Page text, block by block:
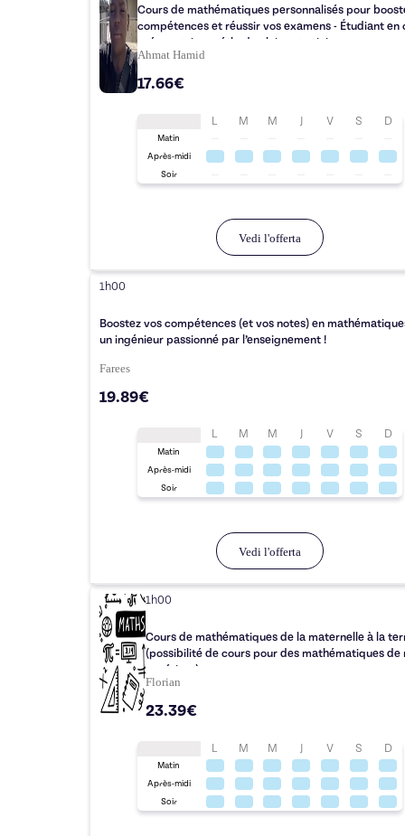
Cours de mathématiques personnalisés pour
compétences et réussir vos examens - Étudiant en
préparatoire, méthode claire et suivie
Ahmat Hamid
17.66€
L M M J V S D
Matin
Après-midi
Soir
Vedi l'offerta
1h00
Boostez vos compétences (et vos notes) en
un ingénieur passionné par l’enseignement !
Farees
19.89€
L M M J V S D
Matin
Après-midi
Soir
Vedi l'offerta
1h00
Cours de mathématiques de la maternelle à la
(possibilité de cours pour des mathématiques de
supérieur)
Florian
23.39€
L M M J V S D
Matin
Après-midi
Soir